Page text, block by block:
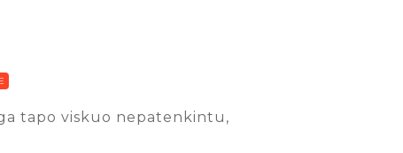
tapo viskuo nepatenkintu,